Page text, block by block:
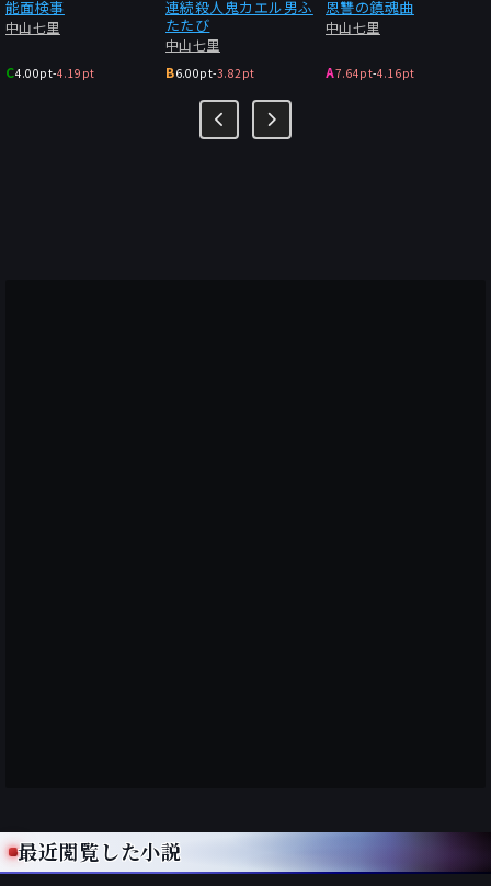
礎控除の対象とする、社保の第3号を廃止する、などの税と社会
保障の改革も検討課題となる。
定期昇給の対象となる日本のエスタブリッシュメント層は、事態
の深刻さに気付いていない。日本に貧困層をつくり出してしまっ
たことが、内需をシュリンクさせている。大企業の賃上げ原資を
稼ぎ出しているのは、下請けではないのか。正社員のボーナスを
捻り出しているのは非正規ではないのか。(オランダでは「労働
とで、復興の過程や地域の魅力が世界に広まりました。これによ
り、海外からの支援や観光客が増加しました。
能面検事
中山七里
C4.00pt-4.19pt
連続殺人鬼カエル男ふ
たたび
中山七里
B6.00pt-3.82pt
恩讐の鎮魂曲
中山七里
A7.64pt-4.16pt
最近閲覧した小説